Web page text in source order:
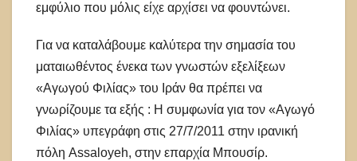
εμφύλιο που μόλις είχε αρχίσει να φουντώνει.
Για να καταλάβουμε καλύτερα την σημασία του
ματαιωθέντος ένεκα των γνωστών εξελίξεων
«Αγωγού Φιλίας» του Ιράν θα πρέπει να
γνωρίζουμε τα εξής : Η συμφωνία για τον «Αγωγό
Φιλίας» υπεγράφη στις 27/7/2011 στην ιρανική
πόλη Assaloyeh, στην επαρχία Μπουσίρ.